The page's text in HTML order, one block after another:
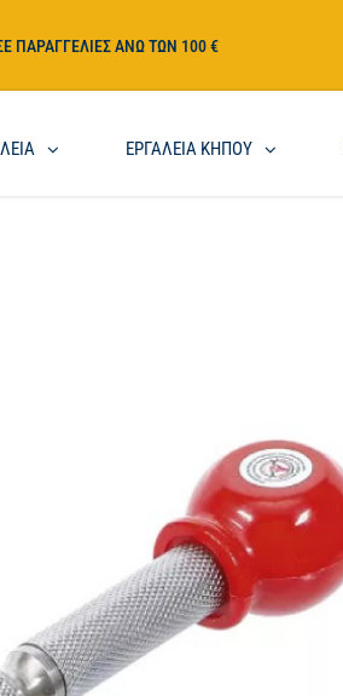
ΠΑΡΑΓΓΕΛΙΕΣ ΑΝΩ ΤΩΝ 100 €
ΕΡΓΑΛΕΙΑ ΚΗΠΟΥ